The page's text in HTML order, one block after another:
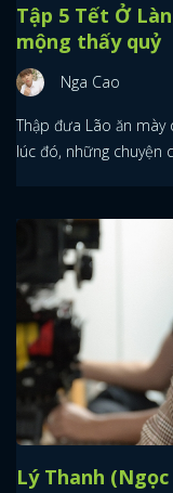
Tập 5 Tết Ở
mộng thấy quỷ
Nga Cao
Thập đưa Lão ăn mày
lúc đó, những chuyện
Lý Thanh